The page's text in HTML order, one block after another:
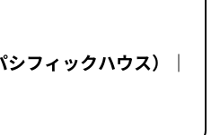
フィックハウス）｜